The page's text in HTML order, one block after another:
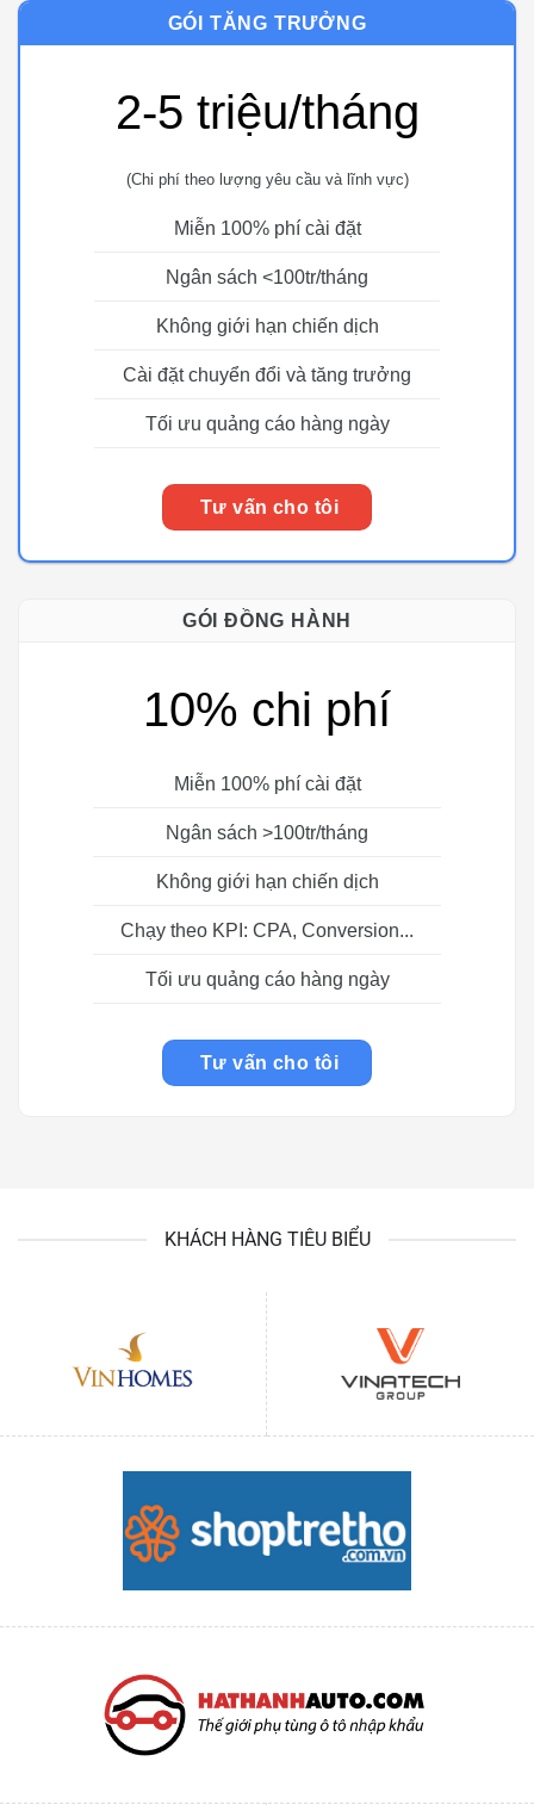
GÓI TĂNG TRƯỞNG
2-5 triệu/tháng
(Chi phí theo lượng yêu cầu và lĩnh vực)
Miễn 100% phí cài đặt
Ngân sách <100tr/tháng
Không giới hạn chiến dịch
Cài đặt chuyển đổi và tăng trưởng
Tối ưu quảng cáo hàng ngày
Tư vấn cho tôi
GÓI ĐỒNG HÀNH
10% chi phí
Miễn 100% phí cài đặt
Ngân sách >100tr/tháng
Không giới hạn chiến dịch
Chạy theo KPI: CPA, Conversion...
Tối ưu quảng cáo hàng ngày
Tư vấn cho tôi
KHÁCH HÀNG TIÊU BIỂU